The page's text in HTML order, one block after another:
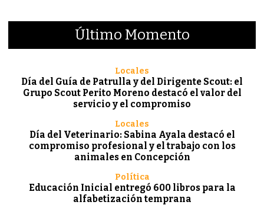
Último Momento
Día del Guía de Patrulla y del Dirigente Scout: el
Grupo Scout Perito Moreno destacó el valor del
servicio y el compromiso
Locales
Día del Veterinario: Sabina Ayala destacó el
compromiso profesional y el trabajo con los
animales en Concepción
Locales
Educación Inicial entregó 600 libros para la
alfabetización temprana
Política